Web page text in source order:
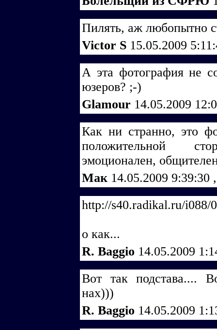
Пилять, аж любопытно
Victor S 15.05.2009
А эта фотография не
юзеров? ;-)
Glamour 14.05.2009
Как ни странно, это
положительной
эмоционален,
Мак 14.05.2009 9:39:30 ,
http://s40.radikal.ru/i088/
о как...
R. Baggio 14.05.2009
Вот так подстава....
нах)))
R. Baggio 14.05.2009